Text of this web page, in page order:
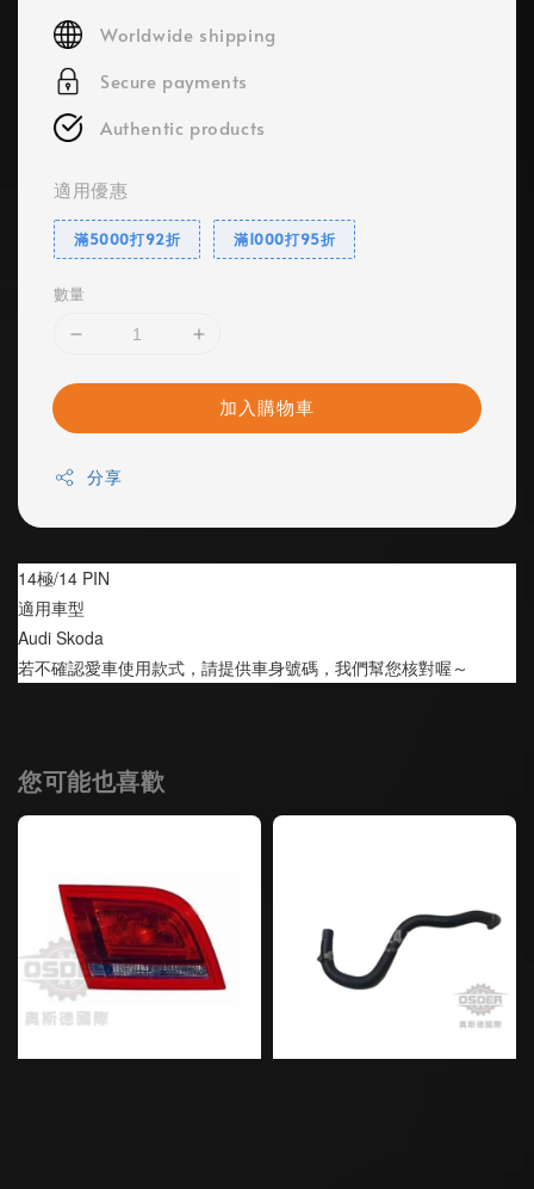
price
Worldwide shipping
Secure payments
Authentic products
適用優惠
滿5000打92折 滿1000打95折
數量
加入購物車
分享
14極/14 PIN
適用車型
Audi Skoda
若不確認愛車使用款式，請提供車身號碼，我們幫您核對喔～
您可能也喜歡